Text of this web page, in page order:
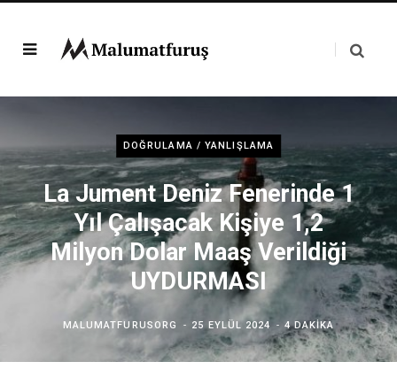
DOĞRULAMA / YANLIŞLAMA
La Jument Deniz Fenerinde 1
Yıl Çalışacak Kişiye 1,2
Milyon Dolar Maaş Verildiği
UYDURMASI
MALUMATFURUSORG 25 EYLÜL 2024 4 DAKIKA